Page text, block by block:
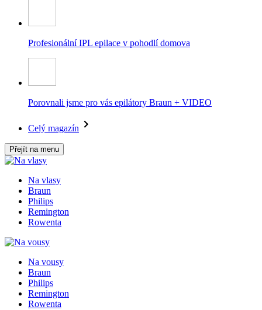
Profesionální IPL epilace v pohodlí domova
Porovnali jsme pro vás epilátory Braun + VIDEO
Celý magazín
Přejít na menu
Na vlasy
Braun
Philips
Remington
Rowenta
Na vousy
Braun
Philips
Remington
Rowenta